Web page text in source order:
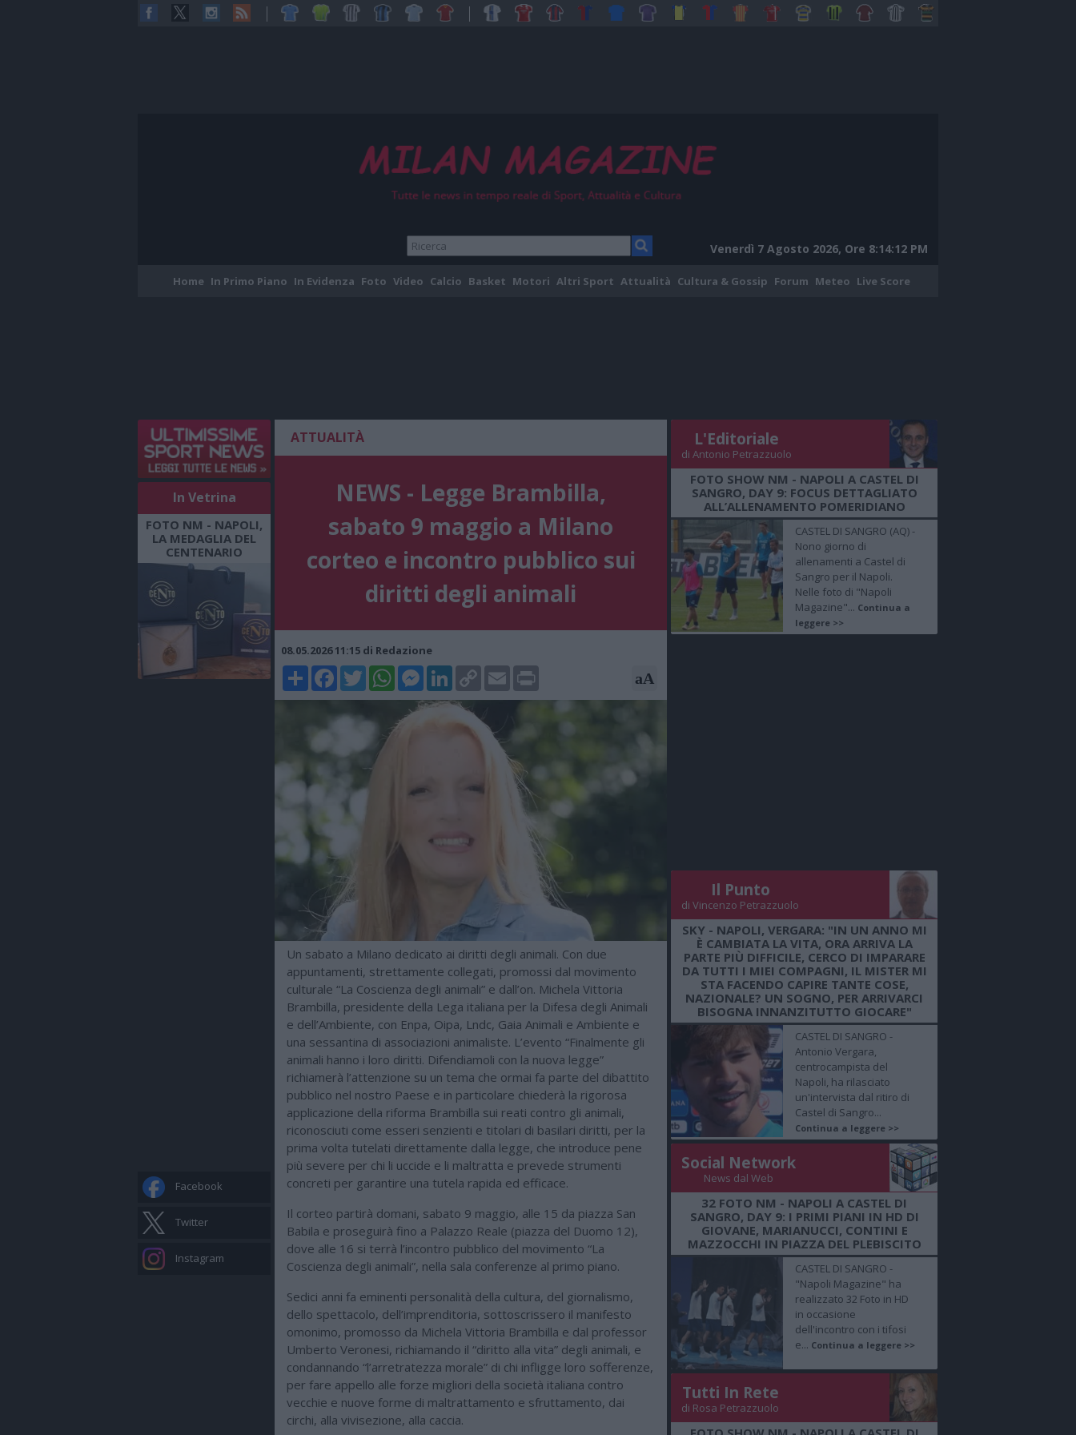
Venerdì 7 Agosto 2026, Ore 8:14:13 PM
Home In Primo Piano In Evidenza Foto Video Calcio Basket Motori Altri Sport Attualità Cultura & Gossip Forum Meteo Live Score
In Vetrina
FOTO NM - NAPOLI,
LA MEDAGLIA DEL
CENTENARIO
Facebook
Twitter
Instagram
ATTUALITÀ
NEWS - Legge Brambilla,
sabato 9 maggio a Milano
corteo e incontro pubblico sui
diritti degli animali
08.05.2026 11:15 di Redazione
ShareFacebookTwitterWhatsAppMessenger
LinkedIn
Copy
Link
Email Print aA
Un sabato a Milano dedicato ai diritti degli animali. Con due
appuntamenti, strettamente collegati, promossi dal movimento
culturale “La Coscienza degli animali” e dall’on. Michela Vittoria
Brambilla, presidente della Lega italiana per la Difesa degli Animali
e dell’Ambiente, con Enpa, Oipa, Lndc, Gaia Animali e Ambiente e
una sessantina di associazioni animaliste. L’evento “Finalmente gli
animali hanno i loro diritti. Difendiamoli con la nuova legge”
richiamerà l’attenzione su un tema che ormai fa parte del dibattito
pubblico nel nostro Paese e in particolare chiederà la rigorosa
applicazione della riforma Brambilla sui reati contro gli animali,
riconosciuti come esseri senzienti e titolari di basilari diritti, per la
prima volta tutelati direttamente dalla legge, che introduce pene
più severe per chi li uccide e li maltratta e prevede strumenti
concreti per garantire una tutela rapida ed efficace.
Il corteo partirà domani, sabato 9 maggio, alle 15 da piazza San
Babila e proseguirà fino a Palazzo Reale (piazza del Duomo 12),
dove alle 16 si terrà l’incontro pubblico del movimento “La
Coscienza degli animali”, nella sala conferenze al primo piano.
Sedici anni fa eminenti personalità della cultura, del giornalismo,
dello spettacolo, dell’imprenditoria, sottoscrissero il manifesto
omonimo, promosso da Michela Vittoria Brambilla e dal professor
Umberto Veronesi, richiamando il “diritto alla vita” degli animali, e
condannando “l’arretratezza morale” di chi infligge loro sofferenze,
per fare appello alle forze migliori della società italiana contro
vecchie e nuove forme di maltrattamento e sfruttamento, dai
circhi, alla vivisezione, alla caccia.
L'Editoriale
di Antonio Petrazzuolo
FOTO SHOW NM - NAPOLI A CASTEL DI
SANGRO, DAY 9: FOCUS DETTAGLIATO
ALL’ALLENAMENTO POMERIDIANO
CASTEL DI SANGRO (AQ) -
Nono giorno di
allenamenti a Castel di
Sangro per il Napoli.
Nelle foto di "Napoli
Magazine"... Continua a
leggere >>
Il Punto
di Vincenzo Petrazzuolo
SKY - NAPOLI, VERGARA: "IN UN ANNO MI
È CAMBIATA LA VITA, ORA ARRIVA LA
PARTE PIÙ DIFFICILE, CERCO DI IMPARARE
DA TUTTI I MIEI COMPAGNI, IL MISTER MI
STA FACENDO CAPIRE TANTE COSE,
NAZIONALE? UN SOGNO, PER ARRIVARCI
BISOGNA INNANZITUTTO GIOCARE"
CASTEL DI SANGRO -
Antonio Vergara,
centrocampista del
Napoli, ha rilasciato
un'intervista dal ritiro di
Castel di Sangro...
Continua a leggere >>
Social Network
News dal Web
32 FOTO NM - NAPOLI A CASTEL DI
SANGRO, DAY 9: I PRIMI PIANI IN HD DI
GIOVANE, MARIANUCCI, CONTINI E
MAZZOCCHI IN PIAZZA DEL PLEBISCITO
CASTEL DI SANGRO -
"Napoli Magazine" ha
realizzato 32 Foto in HD
in occasione
dell'incontro con i tifosi
e... Continua a leggere >>
Tutti In Rete
di Rosa Petrazzuolo